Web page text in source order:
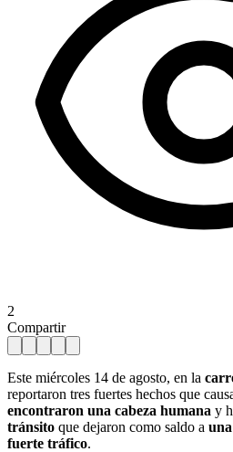
2
Compartir
Este miércoles 14 de agosto, en la
reportaron tres fuertes hechos que
encontraron una cabeza humana y
tránsito que dejaron como saldo a
fuerte tráfico.